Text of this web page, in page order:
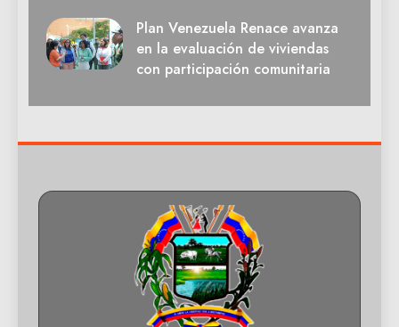
Plan Venezuela Renace avanza
en la evaluación de viviendas
con participación comunitaria